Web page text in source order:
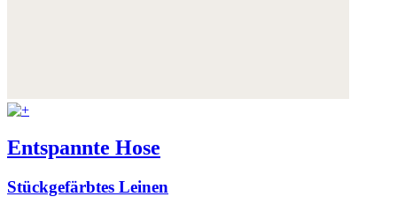
Entspannte Hose
Stückgefärbtes Leinen